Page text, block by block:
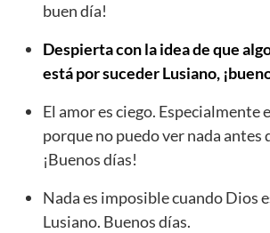
buen día!
Despierta con la idea de que
está por suceder Lusiano,
El amor es ciego. Especialmente
porque no puedo ver nada antes
¡Buenos días!
Nada es imposible cuando Dios
Lusiano. Buenos días.